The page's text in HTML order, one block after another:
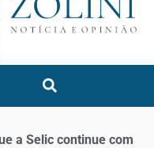
a Selic continue com